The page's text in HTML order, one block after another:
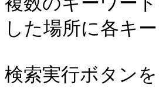
した場所に各キ
検索実行ボタン